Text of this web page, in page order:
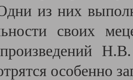
из них
своих
особенно